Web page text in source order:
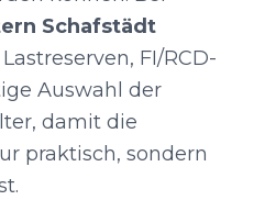
Schafstädt
FI/RCD-
Auswahl der
damit die
praktisch, sondern